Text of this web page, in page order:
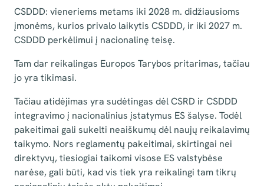
CSDDD: vieneriems metams iki 2028 m. didžiausioms
įmonėms, kurios privalo laikytis CSDDD, ir iki 2027 m.
CSDDD perkėlimui į nacionalinę teisę.
Tam dar reikalingas Europos Tarybos pritarimas, tačiau
jo yra tikimasi.
Tačiau atidėjimas yra sudėtingas dėl CSRD ir CSDDD
integravimo į nacionalinius įstatymus ES šalyse. Todėl
pakeitimai gali sukelti neaiškumų dėl naujų reikalavimų
taikymo. Nors reglamentų pakeitimai, skirtingai nei
direktyvų, tiesiogiai taikomi visose ES valstybėse
narėse, gali būti, kad vis tiek yra reikalingi tam tikrų